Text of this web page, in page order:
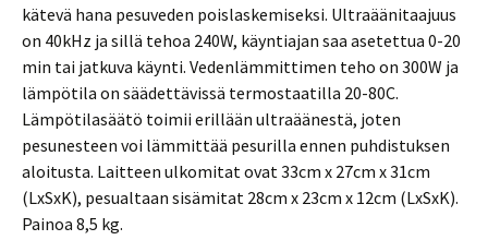
kätevä hana pesuveden poislaskemiseksi. Ultraäänitaajuus
on 40kHz ja sillä tehoa 240W, käyntiajan saa asetettua 0-20
min tai jatkuva käynti. Vedenlämmittimen teho on 300W ja
lämpötila on säädettävissä termostaatilla 20-80C.
Lämpötilasäätö toimii erillään ultraäänestä, joten
pesunesteen voi lämmittää pesurilla ennen puhdistuksen
aloitusta. Laitteen ulkomitat ovat 33cm x 27cm x 31cm
(LxSxK), pesualtaan sisämitat 28cm x 23cm x 12cm (LxSxK).
Painoa 8,5 kg.